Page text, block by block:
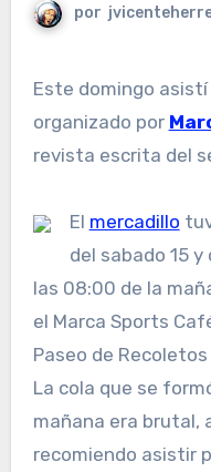
por
Este domingo asistí al mercadillo solidario
organizado por
revista escrita del
El mercadillo
del sabado 15
las 08:00 de la
el Marca Sports
Paseo de
La cola que se
mañana era brutal,
recomiendo asistir